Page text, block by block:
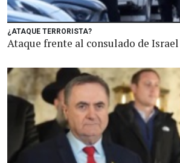
¿ATAQUE TERRORISTA?
Ataque frente al consulado de